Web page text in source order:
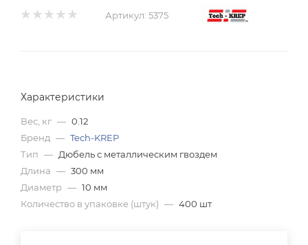
Артикул: 5375
Характеристики
Вес, кг — 0.12
Бренд — Tech-KREP
Тип — Дюбель с металлическим гвоздем
Длина — 300 мм
Диаметр — 10 мм
Количество в упаковке (штук) — 400 шт